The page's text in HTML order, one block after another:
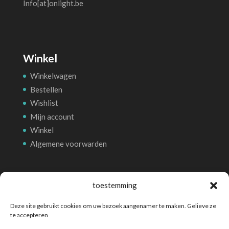
toestemming
Deze site gebruikt cookies om uw bezoek aangenamer te maken. Gelieve ze
te accepteren
Info[at]onlight.be
Winkel
Winkelwagen
Bestellen
Wishlist
Mijn account
Winkel
Algemene voorwarden
Betalingsmethoden